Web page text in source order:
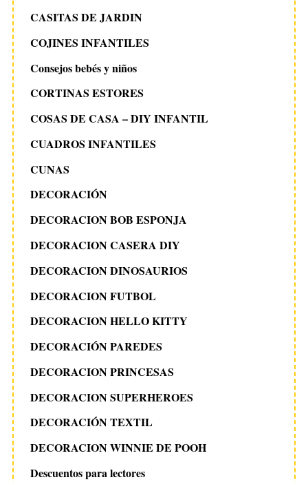
CASITAS DE JARDIN
COJINES INFANTILES
Consejos bebés y niños
CORTINAS ESTORES
COSAS DE CASA – DIY INFANTIL
CUADROS INFANTILES
CUNAS
DECORACIÓN
DECORACION BOB ESPONJA
DECORACION CASERA DIY
DECORACION DINOSAURIOS
DECORACION FUTBOL
DECORACION HELLO KITTY
DECORACIÓN PAREDES
DECORACION PRINCESAS
DECORACION SUPERHEROES
DECORACIÓN TEXTIL
DECORACION WINNIE DE POOH
Descuentos para lectores